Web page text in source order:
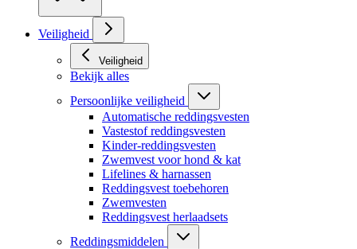
Veiligheid
Veiligheid
Bekijk alles
Persoonlijke veiligheid
Automatische reddingsvesten
Vastestof reddingsvesten
Kinder-reddingsvesten
Zwemvest voor hond & kat
Lifelines & harnassen
Reddingsvest toebehoren
Zwemvesten
Reddingsvest herlaadsets
Reddingsmiddelen